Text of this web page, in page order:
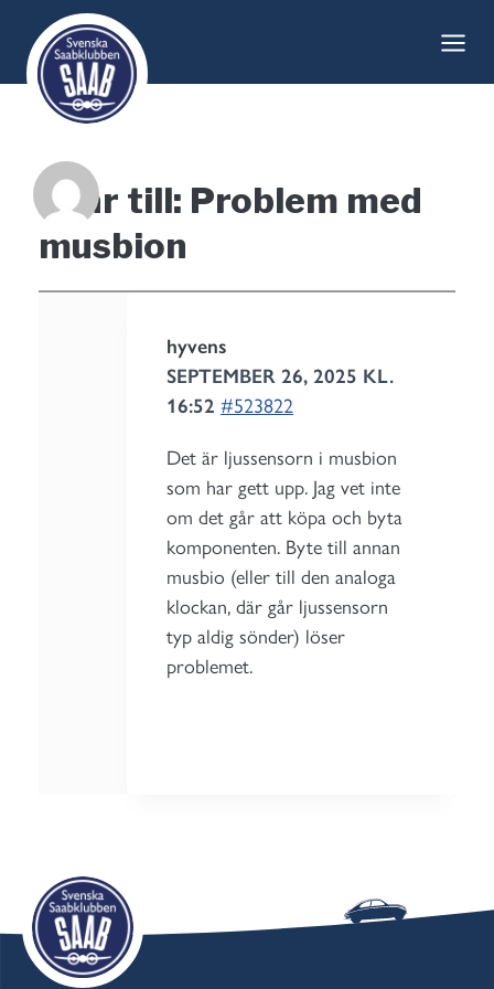
content
Svar till: Problem med
musbion
hyvens
SEPTEMBER 26, 2025 KL.
16:52 #523822
Det är ljussensorn i musbion
som har gett upp. Jag vet inte
om det går att köpa och byta
komponenten. Byte till annan
musbio (eller till den analoga
klockan, där går ljussensorn
typ aldig sönder) löser
problemet.